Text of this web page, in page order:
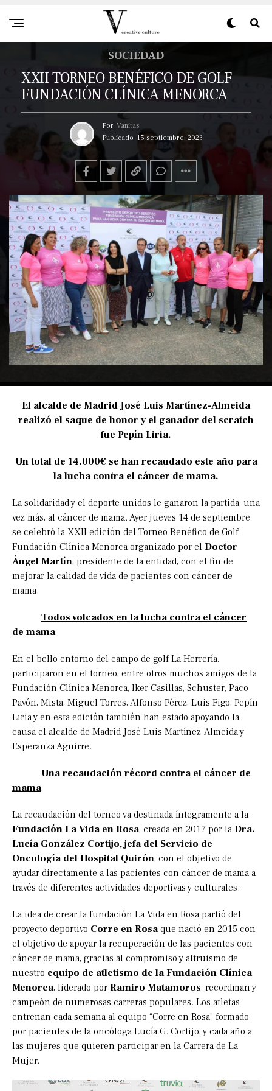
SOCIEDAD
XXII TORNEO BENÉFICO DE GOLF
FUNDACIÓN CLÍNICA MENORCA
Por Vanitas
Publicado 15 septiembre, 2023
El alcalde de Madrid José Luis Martínez-Almeida
realizó el saque de honor y el ganador del scratch
fue Pepín Liria.
Un total de 14.000€ se han recaudado este año para
la lucha contra el cáncer de mama.
La solidaridad y el deporte unidos le ganaron la partida, una
vez más, al cáncer de mama. Ayer jueves 14 de septiembre
se celebró la XXII edición del Torneo Benéfico de Golf
Fundación Clínica Menorca organizado por el Doctor
Ángel Martín, presidente de la entidad, con el fin de
mejorar la calidad de vida de pacientes con cáncer de
mama.
Todos volcados en la lucha contra el cáncer
de mama
En el bello entorno del campo de golf La Herrería,
participaron en el torneo, entre otros muchos amigos de la
Fundación Clínica Menorca, Iker Casillas, Schuster, Paco
Pavón, Mista, Miguel Torres, Alfonso Pérez, Luis Figo, Pepín
Liria y en esta edición también han estado apoyando la
causa el alcalde de Madrid José Luis Martínez-Almeida y
Esperanza Aguirre.
Una recaudación récord contra el cáncer de
mama
La recaudación del torneo va destinada íntegramente a la
Fundación La Vida en Rosa, creada en 2017 por la Dra.
Lucía González Cortijo, jefa del Servicio de
Oncología del Hospital Quirón, con el objetivo de
ayudar directamente a las pacientes con cáncer de mama a
través de diferentes actividades deportivas y culturales.
La idea de crear la fundación La Vida en Rosa partió del
proyecto deportivo Corre en Rosaque nació en 2015 con
el objetivo de apoyar la recuperación de las pacientes con
cáncer de mama, gracias al compromiso y altruismo de
nuestro equipo de atletismo de la Fundación Clínica
Menorca, liderado por Ramiro Matamoros, recordman y
campeón de numerosas carreras populares. Los atletas
entrenan cada semana al equipo “Corre en Rosa” formado
por pacientes de la oncóloga Lucía G. Cortijo, y cada año a
las mujeres que quieren participar en la Carrera de La
Mujer.